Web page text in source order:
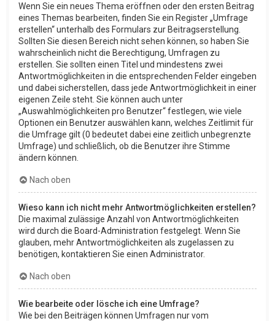
Wenn Sie ein neues Thema eröffnen oder den ersten Beitrag
eines Themas bearbeiten, finden Sie ein Register „Umfrage
erstellen“ unterhalb des Formulars zur Beitragserstellung.
Sollten Sie diesen Bereich nicht sehen können, so haben Sie
wahrscheinlich nicht die Berechtigung, Umfragen zu
erstellen. Sie sollten einen Titel und mindestens zwei
Antwortmöglichkeiten in die entsprechenden Felder eingeben
und dabei sicherstellen, dass jede Antwortmöglichkeit in einer
eigenen Zeile steht. Sie können auch unter
„Auswahlmöglichkeiten pro Benutzer“ festlegen, wie viele
Optionen ein Benutzer auswählen kann, welches Zeitlimit für
die Umfrage gilt (0 bedeutet dabei eine zeitlich unbegrenzte
Umfrage) und schließlich, ob die Benutzer ihre Stimme
ändern können.
Nach oben
Wieso kann ich nicht mehr Antwortmöglichkeiten erstellen?
Die maximal zulässige Anzahl von Antwortmöglichkeiten
wird durch die Board-Administration festgelegt. Wenn Sie
glauben, mehr Antwortmöglichkeiten als zugelassen zu
benötigen, kontaktieren Sie einen Administrator.
Nach oben
Wie bearbeite oder lösche ich eine Umfrage?
Wie bei den Beiträgen können Umfragen nur vom